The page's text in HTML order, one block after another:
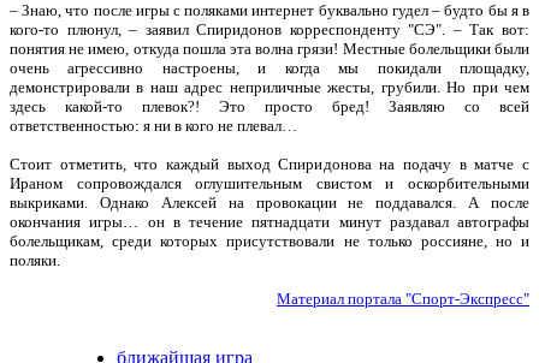
– Знаю, что после игры с поляками интернет буквально гудел – будто бы я в
кого-то плюнул, – заявил Спиридонов корреспонденту "СЭ". – Так вот:
понятия не имею, откуда пошла эта волна грязи! Местные болельщики были
очень агрессивно настроены, и когда мы покидали площадку,
демонстрировали в наш адрес неприличные жесты, грубили. Но при чем
здесь какой-то плевок?! Это просто бред! Заявляю со всей
ответственностью: я ни в кого не плевал…
Стоит отметить, что каждый выход Спиридонова на подачу в матче с
Ираном сопровождался оглушительным свистом и оскорбительными
выкриками. Однако Алексей на провокации не поддавался. А после
окончания игры… он в течение пятнадцати минут раздавал автографы
болельщикам, среди которых присутствовали не только россияне, но и
поляки.
Материал портала "Спорт-Экспресс"
ближайшая игра